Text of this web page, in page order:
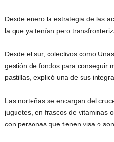
Desde enero la estrategia de las
la que ya tenían pero
Desde el sur, colectivos como
gestión de fondos para conseguir
pastillas, explicó una de sus
Las norteñas se encargan del
juguetes, en frascos de vitaminas
con personas que tienen visa o